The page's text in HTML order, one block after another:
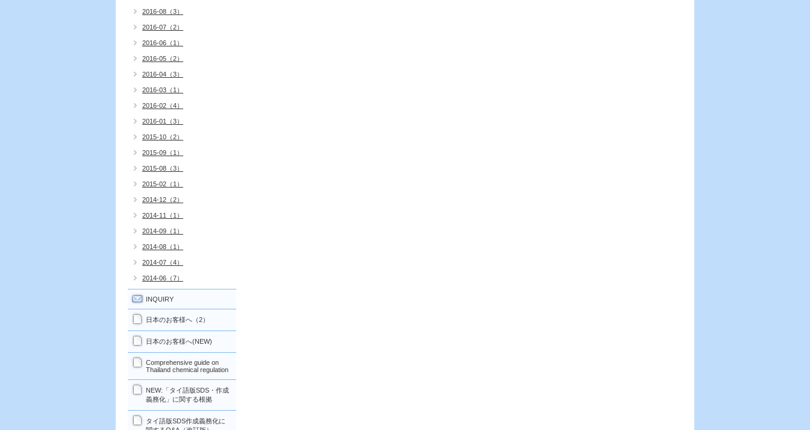
2016-08（3）
2016-07（2）
2016-06（1）
2016-05（2）
2016-04（3）
2016-03（1）
2016-02（4）
2016-01（3）
2015-10（2）
2015-09（1）
2015-08（3）
2015-02（1）
2014-12（2）
2014-11（1）
2014-09（1）
2014-08（1）
2014-07（4）
2014-06（7）
INQUIRY
日本のお客様へ（2）
日本のお客様へ(NEW)
Comprehensive guide on
Thailand chemical regulation
NEW:「タイ語版SDS・作成
義務化」に関する根拠
タイ語版SDS作成義務化に